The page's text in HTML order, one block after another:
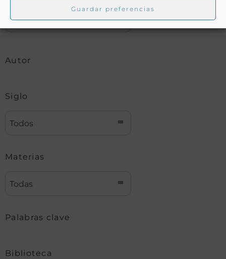
Guardar preferencias
Autor
Siglo
Todos
Materias
Todas
Palabras clave
Biblioteca